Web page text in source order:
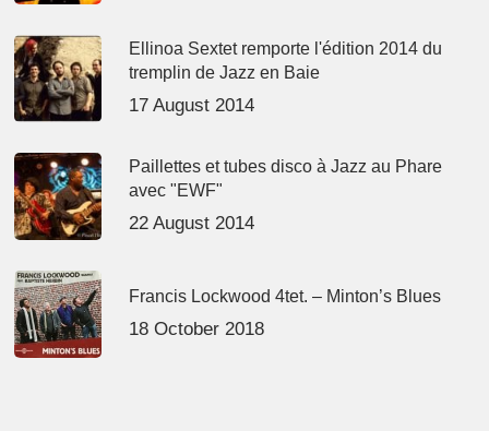
Ellinoa Sextet remporte l'édition 2014 du
tremplin de Jazz en Baie
17 August 2014
Paillettes et tubes disco à Jazz au Phare
avec "EWF"
22 August 2014
Francis Lockwood 4tet. – Minton’s Blues
18 October 2018